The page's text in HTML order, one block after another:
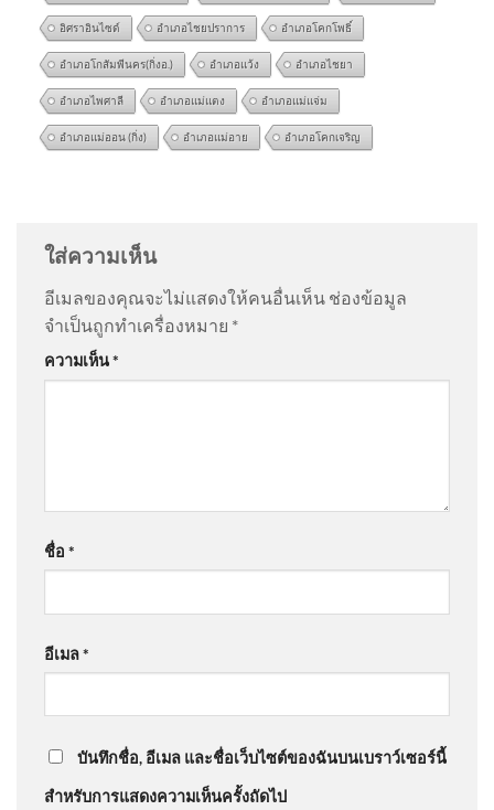
อิศราอินไซด์ อำเภอไชยปราการ อำเภอโคกโพธิ์
อำเภอโกสัมพีนคร(กิ่งอ.) อำเภอแว้ง อำเภอไชยา
อำเภอไพศาลี อำเภอแม่แตง อำเภอแม่แจ่ม
อำเภอแม่ออน (กิ่ง) อำเภอแม่อาย อำเภอโคกเจริญ
@JenjiraPongnan
ร่ำไห้ไม่คิดว่าจะแพ้คดี ศาลสั่ง
ชดใช้ “ต้อม รชนีกร” 7.7 ล้าน อัพเดทข่าว
@แม่จ๋าขอตังค์5บาท-ง6ฝ
บัตรสวัสดิกา…”
แข็งได้แค่ไหน วันที่หลานถึงบ้าน อัพเดทข่าว: “ดืใจทื
น้องกลับไทยแล้…
ใส่ความเห็น
อีเมลของคุณจะไม่แสดงให้คนอื่นเห็น ช่องข้อมูล
จำเป็นถูกทำเครื่องหมาย *
ความเห็น*
ชื่อ *
อีเมล*
บันทึกชื่อ, อีเมล และชื่อเว็บไซต์ของฉันบนเบราว์เซอร์นี้
สำหรับการแสดงความเห็นครั้งถัดไป